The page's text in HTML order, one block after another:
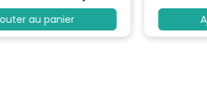
au panier